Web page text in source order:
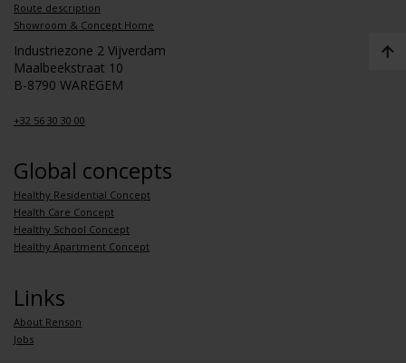
Route description
Showroom & Concept Home
Industriezone 2 Vijverdam
Maalbeekstraat 10
B-8790 WAREGEM
+32 56 30 30 00
Global concepts
Healthy Residential Concept
Health Care Concept
Healthy School Concept
Healthy Apartment Concept
Links
About Renson
Jobs